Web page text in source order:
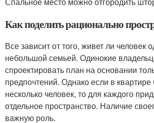
Как поделить рационально
Все зависит от того, живет ли человек
небольшой семьей. Одинокие
спроектировать план на основании
предпочтений. Однако если в квартире
несколько человек, то для каждого
отдельное пространство. Наличие
важную роль.